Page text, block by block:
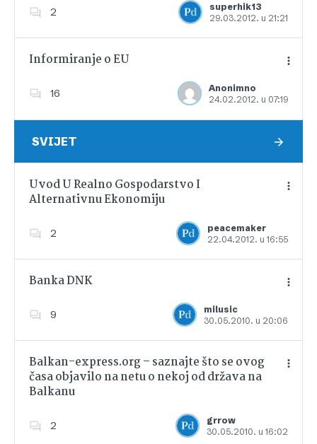
2
superhik13
29.03.2012. u 21:21
Informiranje o EU
16
Anonimno
24.02.2012. u 07:19
Dodajte u favorite
SVIJET
Uvod U Realno Gospodarstvo I
Alternativnu Ekonomiju
2
peacemaker
22.04.2012. u 16:55
Dodajte u favorite
Banka DNK
9
milusic
30.05.2010. u 20:06
Dodajte u favorite
Balkan-express.org – saznajte što se ovog
časa objavilo na netu o nekoj od država na
Balkanu
2
grrow
30.05.2010. u 16:02